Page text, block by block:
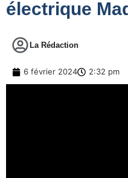
électrique
La Rédaction
6 février 2024 2:32 pm